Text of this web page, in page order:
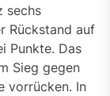
sechs
Rückstand auf
Punkte. Das
Sieg gegen
vorrücken. In